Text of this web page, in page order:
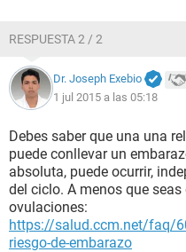
RESPUESTA 2 / 2
Dr. Joseph Exebio
1 jul 2015 a las 05:18
Debes saber que una una
puede conllevar un
absoluta, puede ocurrir,
del ciclo. A menos que
ovulaciones:
https://salud.ccm.net/faq/
riesgo-de-embarazo